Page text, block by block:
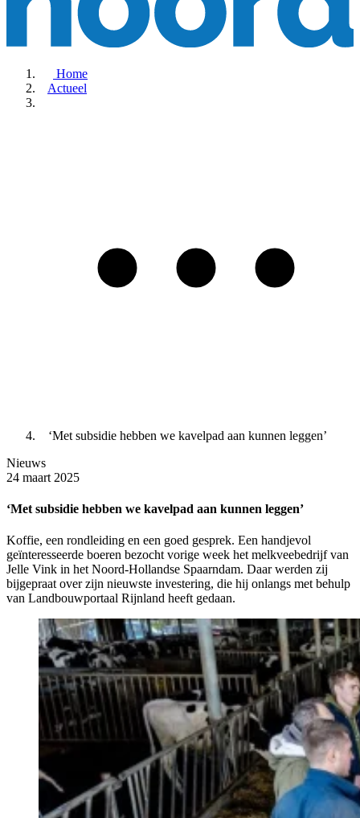
Home
Actueel
‘Met subsidie hebben we kavelpad aan kunnen leggen’
Nieuws
24 maart 2025
‘Met subsidie hebben we kavelpad aan kunnen leggen’
Koffie, een rondleiding en een goed gesprek. Een handjevol
geïnteresseerde boeren bezocht vorige week het melkveebedrijf van
Jelle Vink in het Noord-Hollandse Spaarndam. Daar werden zij
bijgepraat over zijn nieuwste investering, die hij onlangs met behulp
van Landbouwportaal Rijnland heeft gedaan.